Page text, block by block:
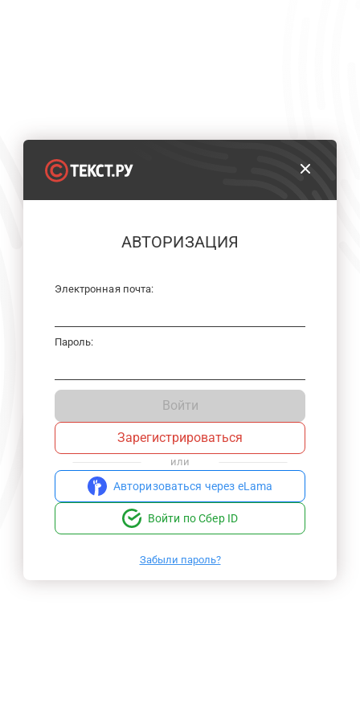
АВТОРИЗАЦИЯ
Электронная почта:
Пароль:
Войти
Зарегистрироваться
или
Авторизоваться через eLama
Войти по Сбер ID
Забыли пароль?